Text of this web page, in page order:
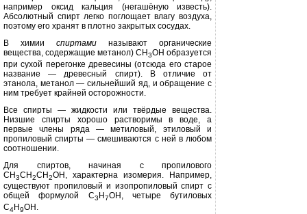
например оксид кальция (негашё­ную известь).
Абсолютный спирт лег­ко поглощает влагу воздуха,
поэтому его хранят в плотно закрытых со­судах.
В химии спиртами называют ор­ганические
вещества, содержащие метанол) СН3ОН образуется
при сухой перегонке дре­весины (отсюда его старое
назва­ние — древесный спирт). В отличие от
этанола, метанол — сильнейший яд, и обращение с
ним требует край­ней осторожности.
Все спирты — жидкости или твёр­дые вещества.
Низшие спирты хоро­шо растворимы в воде, а
первые чле­ны ряда — метиловый, этиловый и
пропиловый спирты — смешиваются с ней в любом
соотношении.
Для спиртов, начиная с пропилового
СН3СН2СН2ОН, характерна изо­мерия. Например,
существуют пропиловый и изопропиловый спирт с
общей формулой С3 Н7ОН, четыре бу­тиловых
С4Н9ОН.